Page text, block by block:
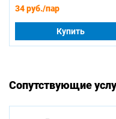
34 руб./пар
Купить
Сопутствующие